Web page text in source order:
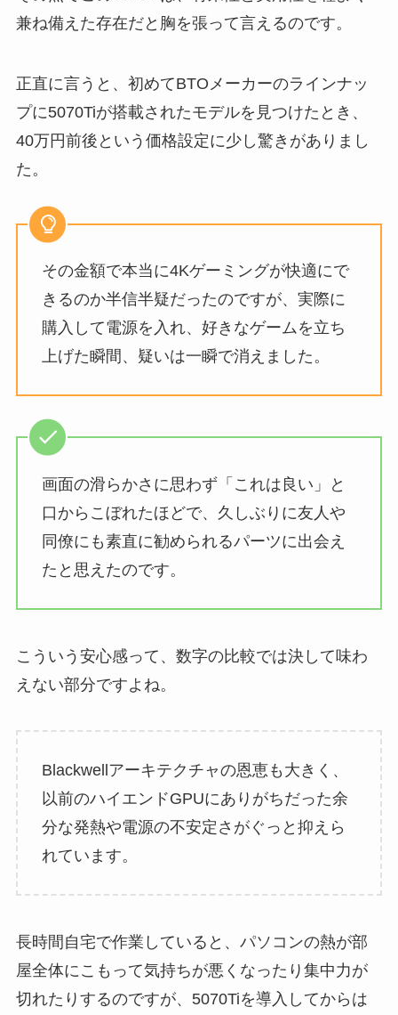
兼ね備えた存在だと胸を張って言えるのです。
正直に言うと、初めてBTOメーカーのラインナッ
プに5070Tiが搭載されたモデルを見つけたとき、
40万円前後という価格設定に少し驚きがありまし
た。
その金額で本当に4Kゲーミングが快適にで
きるのか半信半疑だったのですが、実際に
購入して電源を入れ、好きなゲームを立ち
上げた瞬間、疑いは一瞬で消えました。
画面の滑らかさに思わず「これは良い」と
口からこぼれたほどで、久しぶりに友人や
同僚にも素直に勧められるパーツに出会え
たと思えたのです。
こういう安心感って、数字の比較では決して味わ
えない部分ですよね。
Blackwellアーキテクチャの恩恵も大きく、
以前のハイエンドGPUにありがちだった余
分な発熱や電源の不安定さがぐっと抑えら
れています。
長時間自宅で作業していると、パソコンの熱が部
屋全体にこもって気持ちが悪くなったり集中力が
切れたりするのですが、5070Tiを導入してからは